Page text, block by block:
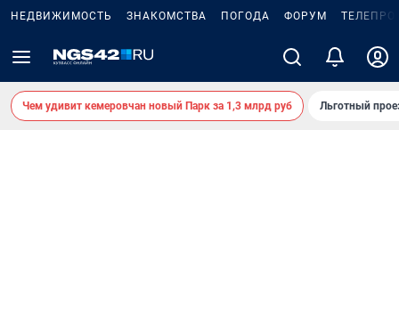
НЕДВИЖИМОСТЬ ЗНАКОМСТВА ПОГОДА ФОРУМ
Чем удивит кемеровчан новый Парк за 1,3 млрд руб Льготный